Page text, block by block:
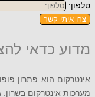
טלפון:
צרו איתי קשר
מדוע כדאי
אינטרקום הוא פתרון
מערכות אינטרקום